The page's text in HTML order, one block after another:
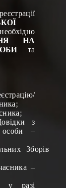
НА
та
з
особи –
Зборів
–
у разі